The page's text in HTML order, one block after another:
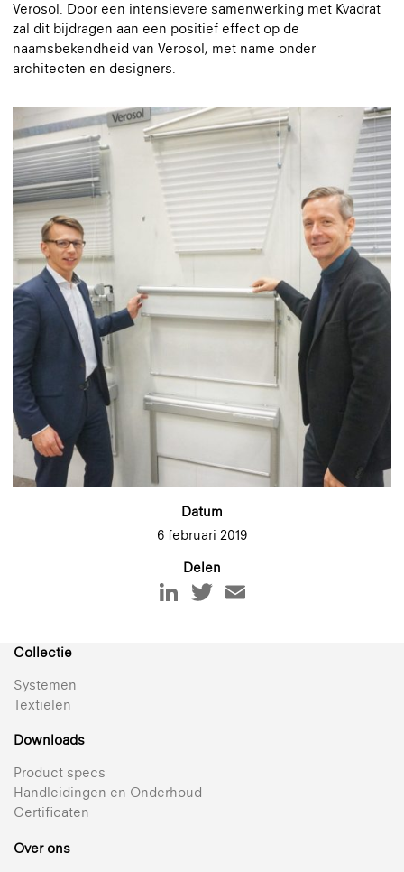
Datum
6 februari 2019
Delen
Verosol. Door een intensievere samenwerking met Kvadrat
zal dit bijdragen aan een positief effect op de
naamsbekendheid van Verosol, met name onder
architecten en designers.
Collectie
Systemen
Textielen
Downloads
Product specs
Handleidingen en Onderhoud
Certificaten
Over ons